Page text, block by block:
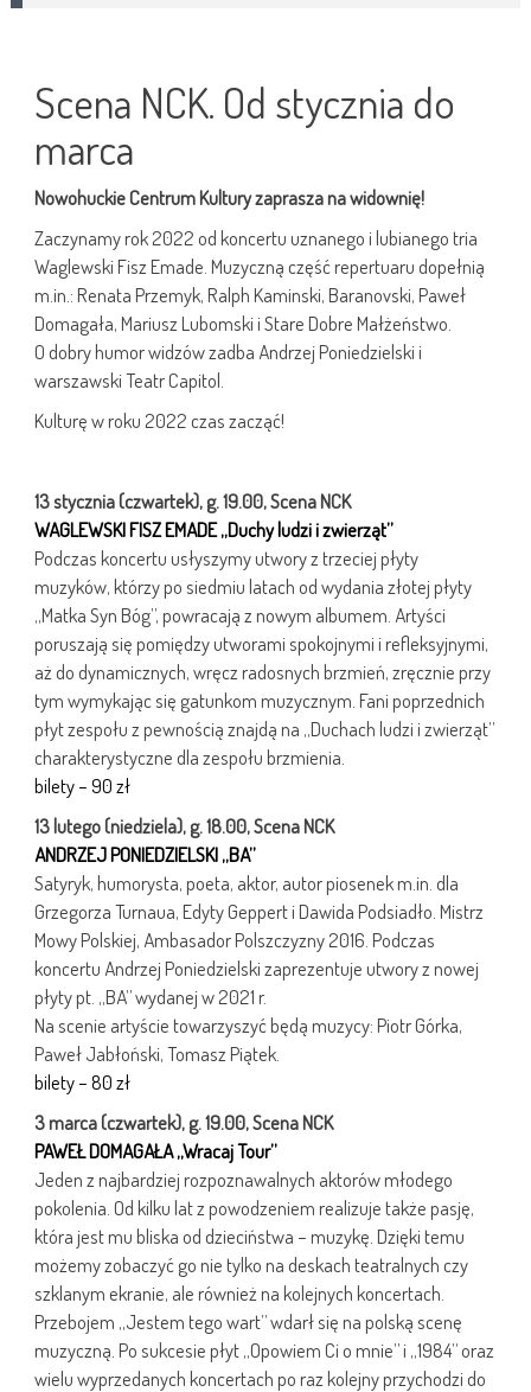
Scena NCK. Od stycznia do
marca
Nowohuckie Centrum Kultury zaprasza na widownię!
Zaczynamy rok 2022 od koncertu uznanego i lubianego tria
Waglewski Fisz Emade. Muzyczną część repertuaru dopełnią
m.in.: Renata Przemyk, Ralph Kaminski, Baranovski, Paweł
Domagała, Mariusz Lubomski i Stare Dobre Małżeństwo.
O dobry humor widzów zadba Andrzej Poniedzielski i
warszawski Teatr Capitol.
Kulturę w roku 2022 czas zacząć!
13 stycznia (czwartek), g. 19.00, Scena NCK
WAGLEWSKI FISZ EMADE„Duchy ludzi i zwierząt”
Podczas koncertu usłyszymy utwory z trzeciej płyty
muzyków, którzy po siedmiu latach od wydania złotej płyty
„Matka Syn Bóg”, powracają z nowym albumem. Artyści
poruszają się pomiędzy utworami spokojnymi i refleksyjnymi,
aż do dynamicznych, wręcz radosnych brzmień, zręcznie przy
tym wymykając się gatunkom muzycznym. Fani poprzednich
płyt zespołu z pewnością znajdą na „Duchach ludzi i zwierząt”
charakterystyczne dla zespołu brzmienia.
bilety – 90 zł
13 lutego (niedziela), g. 18.00, Scena NCK
ANDRZEJ PONIEDZIELSKI „BA”
Satyryk, humorysta, poeta, aktor, autor piosenek m.in. dla
Grzegorza Turnaua, Edyty Geppert i Dawida Podsiadło. Mistrz
Mowy Polskiej, Ambasador Polszczyzny 2016. Podczas
koncertu Andrzej Poniedzielski zaprezentuje utwory z nowej
płyty pt. „BA” wydanej w 2021 r.
Na scenie artyście towarzyszyć będą muzycy: Piotr Górka,
Paweł Jabłoński, Tomasz Piątek.
bilety – 80 zł
3 marca (czwartek), g. 19.00, Scena NCK
PAWEŁ DOMAGAŁA „Wracaj Tour”
Jeden z najbardziej rozpoznawalnych aktorów młodego
pokolenia. Od kilku lat z powodzeniem realizuje także pasję,
która jest mu bliska od dzieciństwa – muzykę. Dzięki temu
możemy zobaczyć go nie tylko na deskach teatralnych czy
szklanym ekranie, ale również na kolejnych koncertach.
Przebojem „Jestem tego wart” wdarł się na polską scenę
muzyczną. Po sukcesie płyt „Opowiem Ci o mnie” i „1984” oraz
wielu wyprzedanych koncertach po raz kolejny przychodzi do